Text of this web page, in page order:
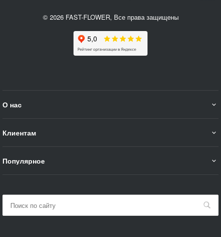
© 2026 FAST-FLOWER, Все права защищены
О нас
Клиентам
Популярное